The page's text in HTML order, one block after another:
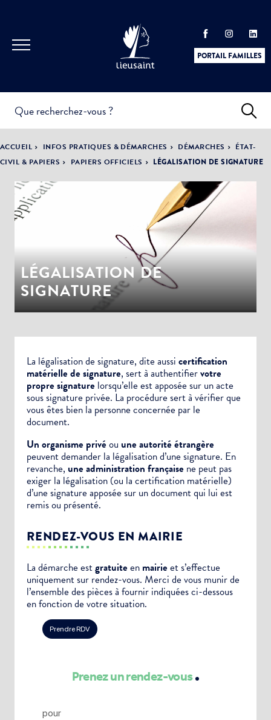
PORTAIL FAMILLES
PRATIQUES &
DÉMARCHES
ACTUALITÉS &
ÉVÈNEMENTS
DÉMOCRATIE
PARTICIPATIVE
ACCUEIL INFOS PRATIQUES & DÉMARCHES DÉMARCHES
ÉTAT-
CIVIL & PAPIERS
PAPIERS OFFICIELS LÉGALISATION DE SIGNATURE
LÉGALISATION DE
SIGNATURE
La légalisation de signature, dite aussi certification
matérielle de signature, sert à authentifiervotre
propre signature lorsqu’elle est apposée sur unacte
sous signature privée. La procédure sert à vérifier que
vous êtes bien la personne concernée par le
document.
Un organisme privéou une autorité étrangère
peuvent demander la légalisation d’une signature. En
revanche, une administration française ne peut pas
exiger la légalisation (ou la certification matérielle)
d’une signature apposée sur un document qui lui est
remis ou présenté.
RENDEZ-VOUS EN MAIRIE
La démarche estgratuiteen mairieet s’effectue
uniquement sur rendez-vous. Merci de vous munir de
l’ensemble des pièces à fournir indiquées ci-dessous
en fonction de votre situation.